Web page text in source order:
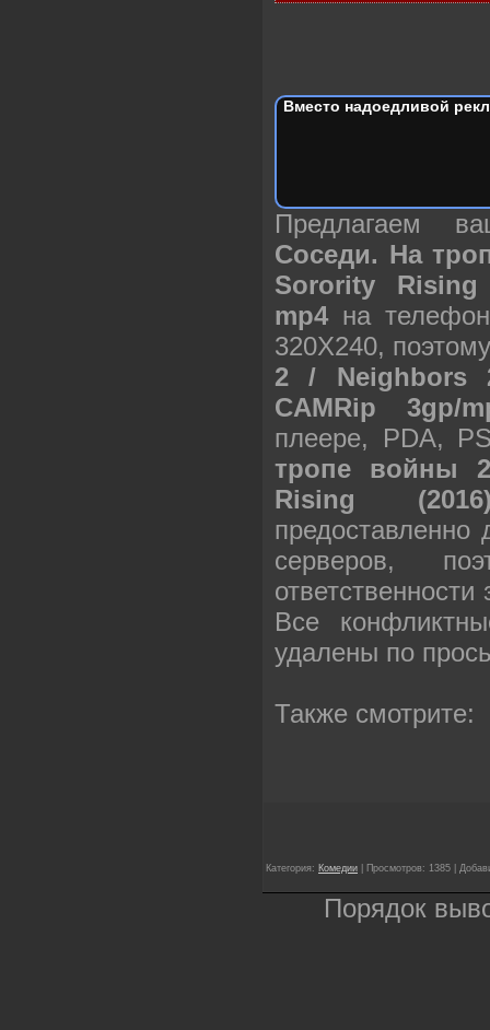
Вместо надоедливой
Предлагаем
Соседи. На
Sorority Rising
mp4 на
320X240,
2 / Neighbors
CAMRip 3gp/
плеере, PDA,
тропе войны
Rising
серверов,
Все
удалены по
Также смотрите:
Категория: Комедии | Просмотров: 1385 |
Порядок